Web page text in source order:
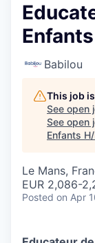
Babilou
This job
See open
See open
Enfants
Le Mans,
EUR 2,086-
Posted on Apr